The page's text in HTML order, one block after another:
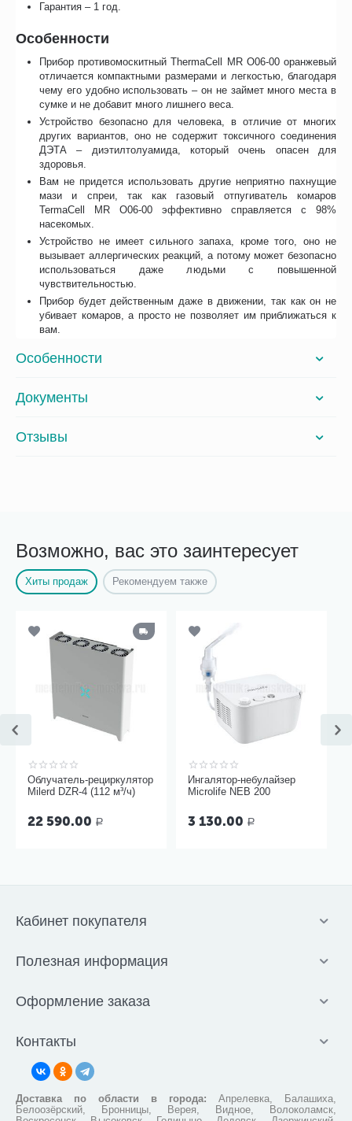
Гарантия – 1 год.
Особенности
Прибор противомоскитный ThermaCell MR O06-00 оранжевый
отличается компактными размерами и легкостью, благодаря
чему его удобно использовать – он не займет много места в
сумке и не добавит много лишнего веса.
Устройство безопасно для человека, в отличие от многих
других вариантов, оно не содержит токсичного соединения
ДЭТА – диэтилтолуамида, который очень опасен для
здоровья.
Вам не придется использовать другие неприятно пахнущие
мази и спреи, так как газовый отпугиватель комаров
TermaCell MR O06-00 эффективно справляется с 98%
насекомых.
Устройство не имеет сильного запаха, кроме того, оно не
вызывает аллергических реакций, а потому может безопасно
использоваться даже людьми с повышенной
чувствительностью.
Прибор будет действенным даже в движении, так как он не
убивает комаров, а просто не позволяет им приближаться к
вам.
Особенности
Документы
Отзывы
Возможно, вас это заинтересует
Хиты продаж Рекомендуем также
Облучатель-рециркулятор
Milerd DZR-4 (112 м³/ч)
22 590.00 Р
Ингалятор-небулайзер
Microlife NEB 200
3 130.00 Р
Кабинет покупателя
Полезная информация
Оформление заказа
Контакты
Доставка по области в города: Апрелевка, Балашиха,
Белоозёрский, Бронницы, Верея, Видное, Волоколамск,